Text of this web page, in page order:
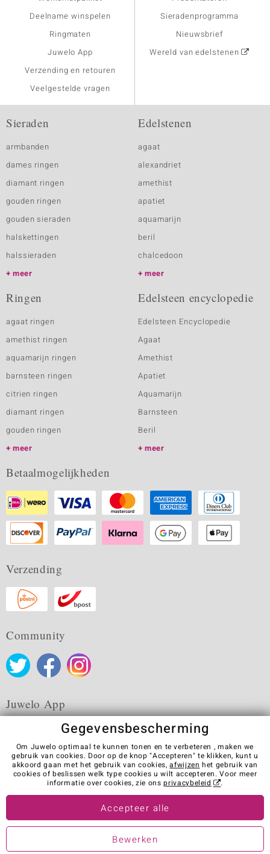
Deelname winspelen
Ringmaten
Juwelo App
Verzending en retouren
Veelgestelde vragen
Sieradenprogramma
Nieuwsbrief
Wereld van edelstenen
Sieraden
armbanden
dames ringen
diamant ringen
gouden ringen
gouden sieraden
halskettingen
halssieraden
meer
Edelstenen
agaat
alexandriet
amethist
apatiet
aquamarijn
beril
chalcedoon
meer
Ringen
agaat ringen
amethist ringen
aquamarijn ringen
barnsteen ringen
citrien ringen
diamant ringen
gouden ringen
meer
Edelsteen encyclopedie
Edelsteen Encyclopedie
Agaat
Amethist
Apatiet
Aquamarijn
Barnsteen
Beril
meer
Betaalmogelijkheden
Verzending
Community
Juwelo App
Algemene verkoopvoorwaarden Privacybeleid
Cookies
Colofon
Contact
Contract herroepen
Visit our stores in other countries:
© Juwelo Deutschland GmbH (Een onderneming van de elumeo SE)
Gegevensbescherming
Om Juwelo optimaal te kunnen tonen en te verbeteren , maken we
gebruik van cookies. Door op de knop "Accepteren" te klikken, kunt u
akkoord gaan met het gebruik van cookies,afwijzen het gebruik van
cookies of beslissen welk type cookies u wilt accepteren. Voor meer
informatie over cookies, zie onsprivacybeleid .
Accepteer alle
Bewerken